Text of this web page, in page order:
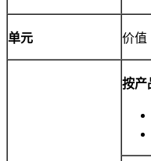
单元 价值
按产